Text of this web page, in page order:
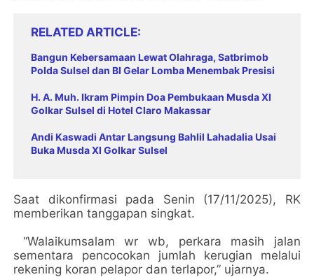
RELATED ARTICLE
Bangun Kebersamaan Lewat Olahraga, Satbrimob
Polda Sulsel dan BI Gelar Lomba Menembak Presisi
H. A. Muh. Ikram Pimpin Doa Pembukaan Musda XI
Golkar Sulsel di Hotel Claro Makassar
Andi Kaswadi Antar Langsung Bahlil Lahadalia Usai
Buka Musda XI Golkar Sulsel
Saat dikonfirmasi pada Senin (17/11/2025), RK
memberikan tanggapan singkat.
“Walaikumsalam wr wb, perkara masih jalan
sementara pencocokan jumlah kerugian melalui
rekening koran pelapor dan terlapor,” ujarnya.